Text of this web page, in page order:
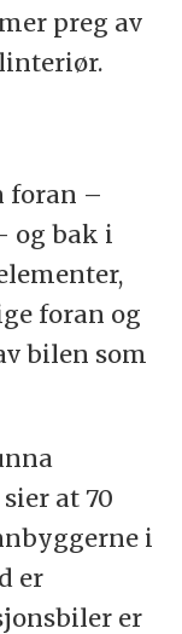
preg av
foran –
og bak i
foran og
bilen som
at 70
i
er
er